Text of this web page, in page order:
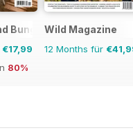
Bungalows
€17,99
80%
Wild Magazine
12 Months für